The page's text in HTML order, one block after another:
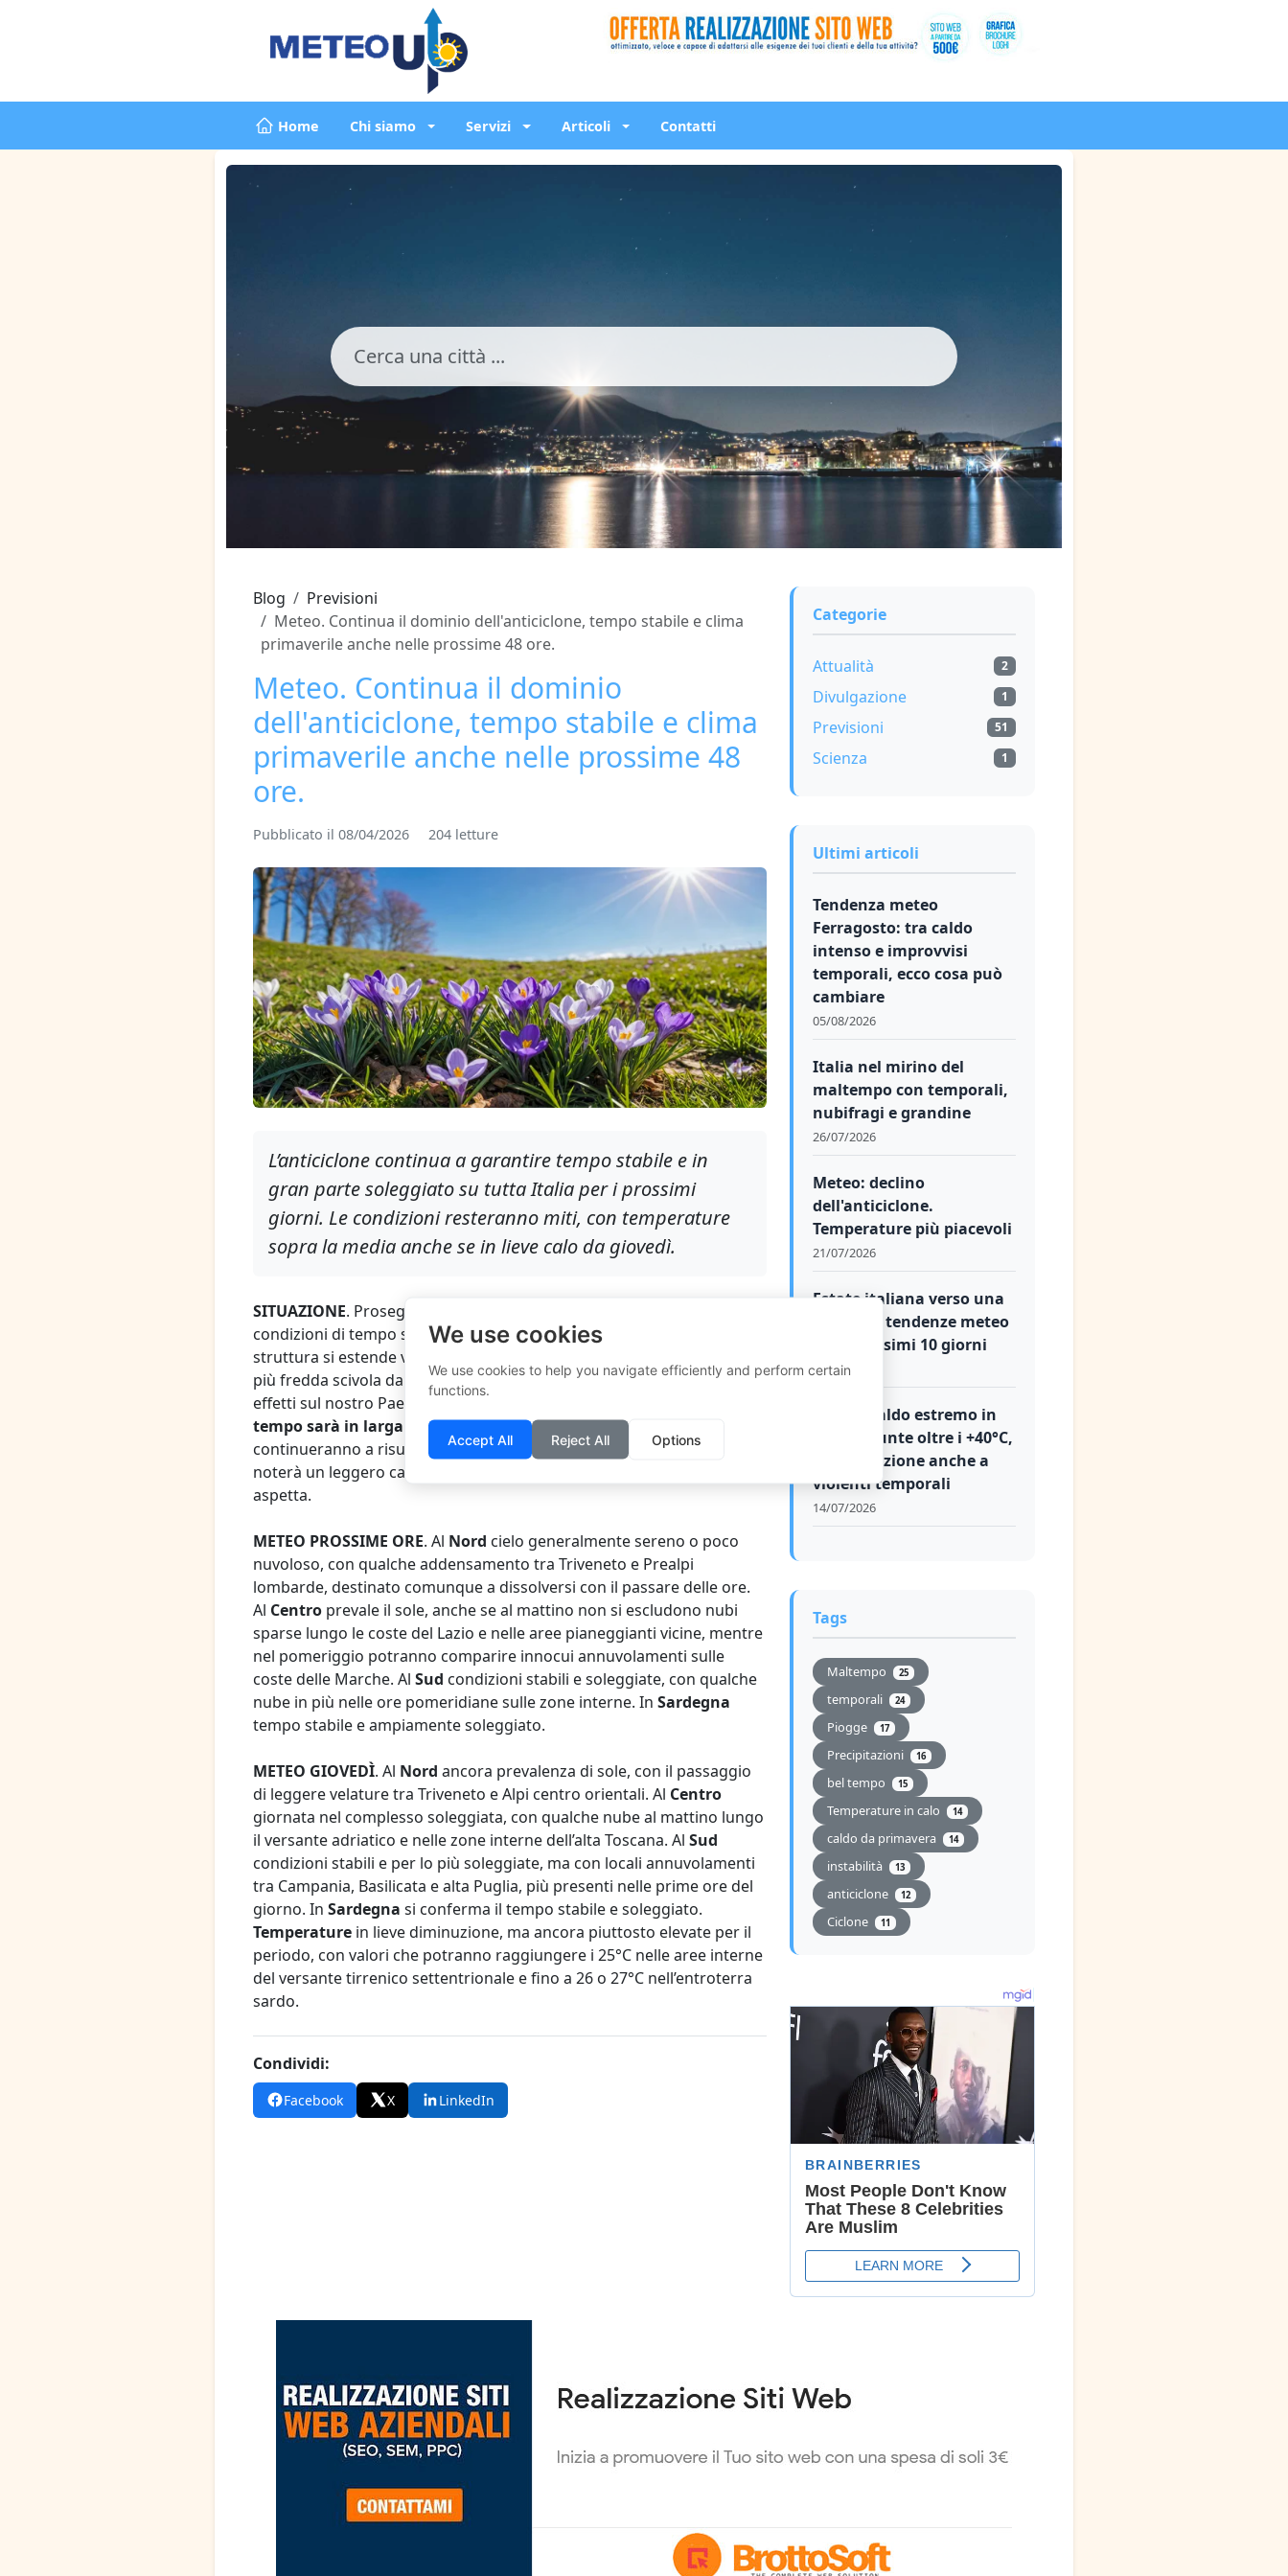
Home Chi siamo Servizi Articoli Contatti
Blog
Previsioni
Meteo. Continua il dominio dell'anticiclone, tempo stabile e clima
primaverile anche nelle prossime 48 ore.
Meteo. Continua il dominio
dell'anticiclone, tempo stabile e clima
primaverile anche nelle prossime 48
ore.
Pubblicato il 08/04/2026 204 letture
L’anticiclone continua a garantire tempo stabile e in
gran parte soleggiato su tutta Italia per i prossimi
giorni. Le condizioni resteranno miti, con temperature
sopra la media anche se in lieve calo da giovedì.
SITUAZIONE. Prosegue la presenza dell’anticiclone che mantiene
condizioni di tempo stabile su gran parte d’Italia. Anche se la sua
struttura si estende verso la Scandinavia e contemporaneamente aria
più fredda scivola dall’Europa nordorientale in direzione dei Balcani, gli
effetti sul nostro Paese restano limitati.
tempo sarà in larga parte soleggiatoe le temperature
continueranno a risultare miti, anche se nella giornata di giovedì si
noterà un leggero calo su alcune regioni. Vediamo nel dettaglio cosa ci
aspetta.
METEO PROSSIME ORE. Al Nord cielo generalmente sereno o poco
nuvoloso, con qualche addensamento tra Triveneto e Prealpi
lombarde, destinato comunque a dissolversi con il passare delle ore.
Al Centro prevale il sole, anche se al mattino non si escludono nubi
sparse lungo le coste del Lazio e nelle aree pianeggianti vicine, mentre
nel pomeriggio potranno comparire innocui annuvolamenti sulle
coste delle Marche. Al Sud condizioni stabili e soleggiate, con qualche
nube in più nelle ore pomeridiane sulle zone interne. In Sardegna
tempo stabile e ampiamente soleggiato.
METEO GIOVEDÌ. Al Nord ancora prevalenza di sole, con il passaggio
di leggere velature tra Triveneto e Alpi centro orientali. Al Centro
giornata nel complesso soleggiata, con qualche nube al mattino lungo
il versante adriatico e nelle zone interne dell’alta Toscana. Al Sud
condizioni stabili e per lo più soleggiate, ma con locali annuvolamenti
tra Campania, Basilicata e alta Puglia, più presenti nelle prime ore del
giorno. In Sardegna si conferma il tempo stabile e soleggiato.
Temperature in lieve diminuzione, ma ancora piuttosto elevate per il
periodo, con valori che potranno raggiungere i 25°C nelle aree interne
del versante tirrenico settentrionale e fino a 26 o 27°C nell’entroterra
sardo.
Condividi:
Facebook X LinkedIn
Categorie
Attualità 2
Divulgazione 1
Previsioni 51
Scienza 1
Ultimi articoli
Tendenza meteo
Ferragosto: tra caldo
intenso e improvvisi
temporali, ecco cosa può
cambiare
05/08/2026
Italia nel mirino del
maltempo con temporali,
nubifragi e grandine
26/07/2026
Meteo: declino
dell'anticiclone.
Temperature più piacevoli
21/07/2026
Estate italiana verso una
svolta: le tendenze meteo
per i prossimi 10 giorni
17/07/2026
Meteo, caldo estremo in
arrivo: punte oltre i +40°C,
ma attenzione anche a
violenti temporali
14/07/2026
Tags
Maltempo 25
temporali 24
Piogge 17
Precipitazioni 16
bel tempo 15
Temperature in calo 14
caldo da primavera 14
instabilità 13
anticiclone 12
Ciclone 11
We use cookies
We use cookies to help you navigate efficiently and perform certain
functions.
Accept All Reject All Options